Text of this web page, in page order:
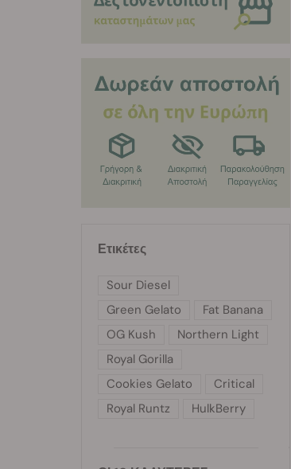
Ετικέτες
Sour Diesel
Green Gelato
Fat Banana
OG Kush
Northern Light
Royal Gorilla
Cookies Gelato
Critical
Royal Runtz
HulkBerry